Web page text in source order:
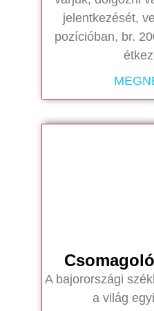
jelentkezését,
pozícióban, br.
A bajorországi
a világ